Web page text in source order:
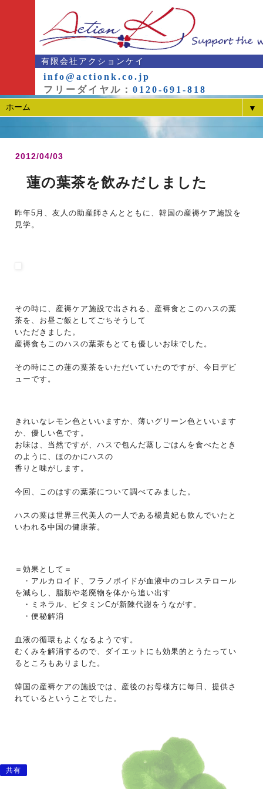
有限会社アクションケイ
info@actionk.co.jp
フリーダイヤル： 0120-691-818
▼
2012/04/03
蓮の葉茶を飲みだしました
昨年5月、友人の助産師さんとともに、韓国の産褥ケア施設を
見学。
その時に、産褥ケア施設で出される、産褥食とこのハスの葉
茶を、お昼ご飯としてごちそうして
いただきました。
産褥食もこのハスの葉茶もとても優しいお味でした。
その時にこの蓮の葉茶をいただいていたのですが、今日デビ
ューです。
きれいなレモン色といいますか、薄いグリーン色といいます
か 、優しい色です。
お味は、当然ですが、ハスで包んだ蒸しごはんを食べたとき
のように、ほのかにハスの
香りと味がします。
今回、このはすの葉茶について調べてみました。
ハスの葉は世界三代美人の一人である楊貴妃も飲んでいたと
いわれる中国の健康茶。
＝効果として＝
・アルカロイド、フラノボイドが血液中のコレステロール
を減らし、脂肪や老廃物を体から追い出す
・ミネラル、ビタミンCが新陳代謝をうながす。
・便秘解消
血液の循環もよくなるようです。
むくみを解消するので、ダイエットにも効果的とうたってい
るところもありました。
韓国の産褥ケアの施設では、産後のお母様方に毎日、提供さ
れているということでした。
共有